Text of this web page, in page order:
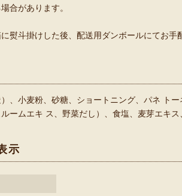
合があります。
熨斗掛けした後、配送用ダンボールにてお手
、小麦粉、砂糖、ショートニング、パネ ト
ルームエキ ス、野菜だし）、食塩、麦芽エ
示